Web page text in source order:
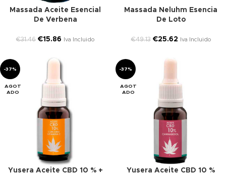
Massada Aceite Esencial
De Verbena
€31.46 €15.86 Iva Incluido
Massada Neluhm Esencia
De Loto
€49.13 €25.62 Iva Incluido
-37%
AGOT
ADO
Yusera Aceite CBD 10 % +
-37%
AGOT
ADO
Yusera Aceite CBD 10 %